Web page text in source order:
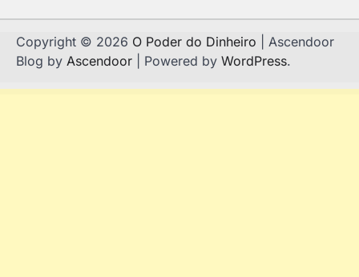
Copyright © 2026 O Poder do Dinheiro | Ascendoor
Blog by Ascendoor | Powered by WordPress.